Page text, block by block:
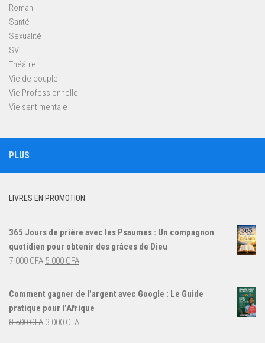
Roman
Santé
Sexualité
SVT
Théâtre
Vie de couple
Vie Professionnelle
Vie sentimentale
PLUS
LIVRES EN PROMOTION
365 Jours de prière avec les Psaumes : Un compagnon
quotidien pour obtenir des grâces de Dieu
7.000CFA Le
était :
7.000 CFA.
5.000 CFALe
actuel
est :
Comment gagner de l’argent avec Google : Le Guide
pratique pour l’Afrique
8.500CFA Le
3.000 CFALe